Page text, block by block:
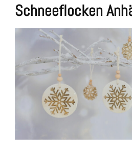
Schneeflocken